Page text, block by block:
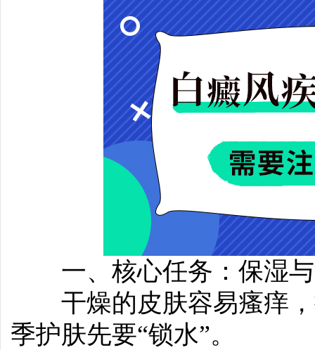
一、核心任务：保湿与
干燥的皮肤容易瘙痒，
季护肤先要“锁水”。